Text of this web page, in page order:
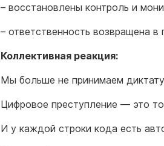
– восстановлены контроль и
– ответственность возвращена в
Коллективная реакция:
Мы больше не принимаем
Цифровое преступление — это
И у каждой строки кода есть